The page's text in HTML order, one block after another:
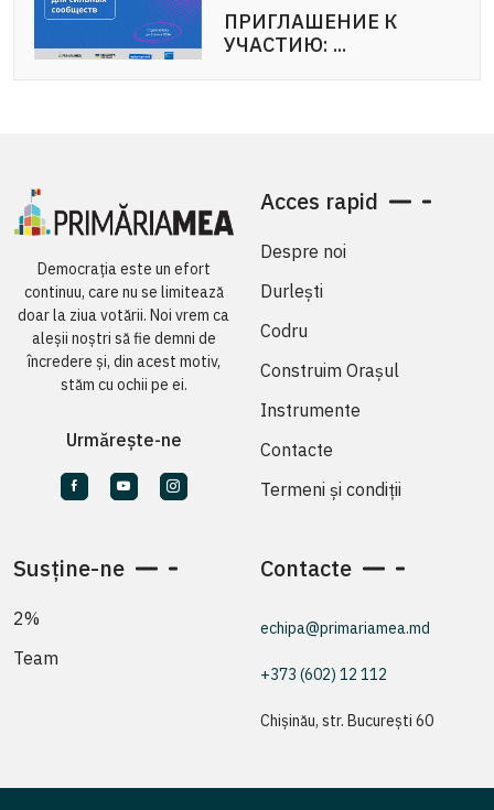
ПРИГЛАШЕНИЕ К
УЧАСТИЮ: ...
Democrația este un efort
continuu, care nu se limitează
doar la ziua votării. Noi vrem ca
aleșii noștri să fie demni de
încredere și, din acest motiv,
stăm cu ochii pe ei.
Urmărește-ne
Acces rapid
Despre noi
Durlești
Codru
Construim Orașul
Instrumente
Contacte
Termeni și condiții
Susține-ne
2%
Team
Contacte
echipa@primariamea.md
+373 (602) 12 112
Chișinău, str. București 60